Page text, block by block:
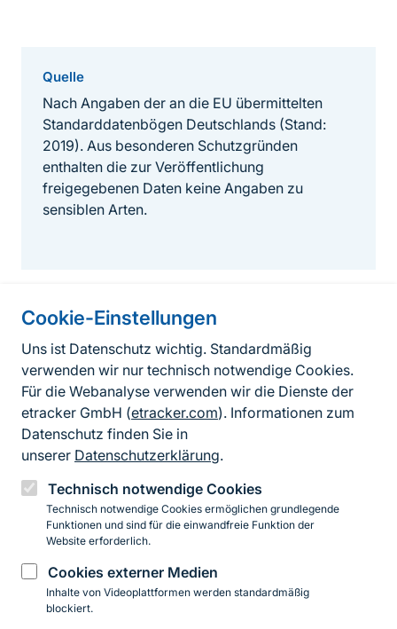
Cookie-Einstellungen
Uns ist Datenschutz wichtig. Standardmäßig
verwenden wir nur technisch notwendige Cookies.
Für die Webanalyse verwenden wir die Dienste der
etracker GmbH (etracker.com). Informationen zum
Datenschutz finden Sie in
unserer Datenschutzerklärung.
Technisch notwendige Cookies
Technisch notwendige Cookies ermöglichen grundlegende
Funktionen und sind für die einwandfreie Funktion der
Website erforderlich.
Cookies externer Medien
Inhalte von Videoplattformen werden standardmäßig
blockiert.
Quelle
Nach Angaben der an die EU übermittelten
Standarddatenbögen Deutschlands (Stand:
2019). Aus besonderen Schutzgründen
enthalten die zur Veröffentlichung
freigegebenen Daten keine Angaben zu
sensiblen Arten.
Informationen zur Seite
FußzeileKontakt zum BfN
Kontaktformular
Erklärung zur Barrierefreiheit
Impressum
Datenschutz
InstagramFacebookYouTubeLinkedIn